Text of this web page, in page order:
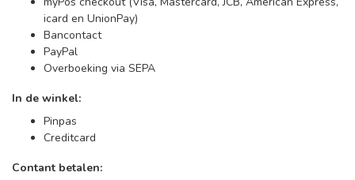
icard en UnionPay)
Bancontact
PayPal
Overboeking via SEPA
In de winkel:
Pinpas
Creditcard
Contant betalen: